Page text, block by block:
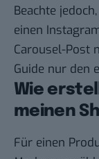
Beachte
einen
Carousel-Post
Guide nur den
Wie
meinen
Für einen